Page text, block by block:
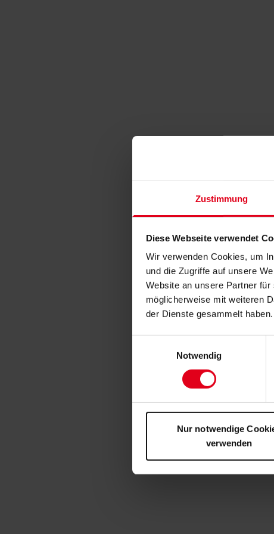
Zustimmung
Diese Webseite verwendet
Wir verwenden Cookies, um
und die Zugriffe auf unsere
Website an unsere Partner
möglicherweise mit weiteren
der Dienste gesammelt haben.
Notwendig
Nur notwendige
verwenden